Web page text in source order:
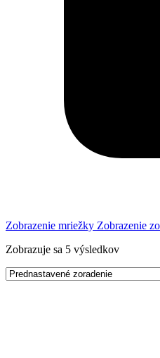
Zobrazenie mriežky Zobrazenie
Zobrazuje sa 5 výsledkov